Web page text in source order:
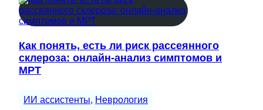
Как понять, есть ли риск рассеянного
склероза: онлайн-анализ симптомов и
МРТ
ИИ ассистенты, Неврология